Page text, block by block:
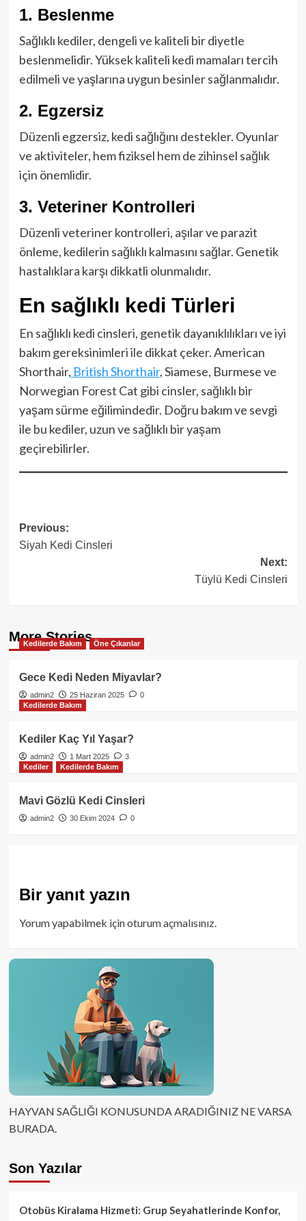
1. Beslenme
Sağlıklı kediler, dengeli ve kaliteli bir diyetle
beslenmelidir. Yüksek kaliteli kedi mamaları tercih
edilmeli ve yaşlarına uygun besinler sağlanmalıdır.
2. Egzersiz
Düzenli egzersiz, kedi sağlığını destekler. Oyunlar
ve aktiviteler, hem fiziksel hem de zihinsel sağlık
için önemlidir.
3. Veteriner Kontrolleri
Düzenli veteriner kontrolleri, aşılar ve parazit
önleme, kedilerin sağlıklı kalmasını sağlar. Genetik
hastalıklara karşı dikkatli olunmalıdır.
En sağlıklı kedi Türleri
En sağlıklı kedi cinsleri, genetik dayanıklılıkları ve iyi
bakım gereksinimleri ile dikkat çeker. American
Shorthair, British Shorthair, Siamese, Burmese ve
Norwegian Forest Cat gibi cinsler, sağlıklı bir
yaşam sürme eğilimindedir. Doğru bakım ve sevgi
ile bu kediler, uzun ve sağlıklı bir yaşam
geçirebilirler.
Post
navigation
Previous:
Siyah Kedi Cinsleri
Next:
Tüylü Kedi Cinsleri
More Stories
Kedilerde Bakım Öne Çıkanlar
Gece Kedi Neden Miyavlar?
admin2 25 Haziran 2025
0
Kedilerde Bakım
Kediler Kaç Yıl Yaşar?
admin2 1 Mart 2025
3
Kediler
Kedilerde Bakım
Mavi Gözlü Kedi Cinsleri
admin2 30 Ekim 2024 0
Bir yanıt yazın
Yorum yapabilmek içinoturum açmalısınız.
HAYVAN SAĞLIĞI KONUSUNDA ARADIĞINIZ NE VARSA
BURADA.
Son Yazılar
Otobüs Kiralama Hizmeti: Grup Seyahatlerinde Konfor,